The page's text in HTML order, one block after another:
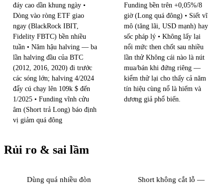
đáy cao dần khung ngày •
Dòng vào ròng ETF giao
ngay (BlackRock IBIT,
Fidelity FBTC) bền nhiều
tuần • Năm hậu halving — ba
lần halving đầu của BTC
(2012, 2016, 2020) đi trước
các sóng lớn; halving 4/2024
đẩy cú chạy lên 109k $ đến
1/2025 • Funding vĩnh cửu
âm (Short trả Long) báo định
vị giảm quá đông
Funding bền trên +0,05%/8
giờ (Long quá đông) • Siết vĩ
mô (tăng lãi, USD mạnh) hay
sốc pháp lý • Không lấy lại
nổi mức then chốt sau nhiều
lần thử Không cái nào là nút
mua/bán khi đứng riêng —
kiểm thử lại cho thấy cả năm
tín hiệu cùng nổ là hiếm và
dương giả phổ biến.
Rủi ro & sai lầm
Dùng quá nhiều đòn
Short không cắt lỗ —